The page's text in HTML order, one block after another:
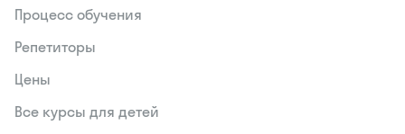
Процесс обучения
Репетиторы
Цены
Все курсы для детей